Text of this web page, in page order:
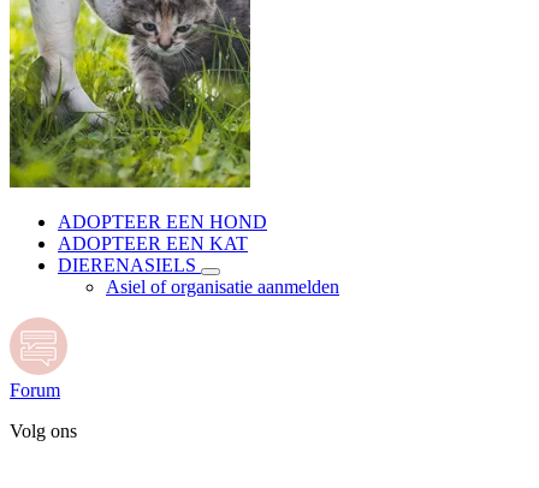
ADOPTEER EEN HOND
ADOPTEER EEN KAT
DIERENASIELS
Asiel of organisatie aanmelden
Forum
Volg ons